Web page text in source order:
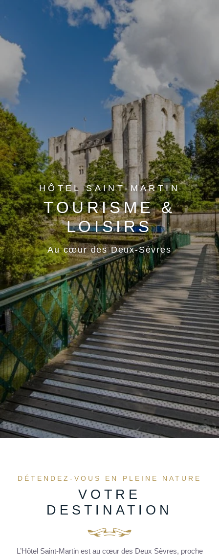
HÔTEL SAINT-MARTIN
TOURISME &
LOISIRS
Au cœur des Deux-Sèvres
DÉTENDEZ-VOUS EN PLEINE NATURE
VOTRE
DESTINATION
L’Hôtel Saint-Martin est au cœur des Deux Sèvres, proche